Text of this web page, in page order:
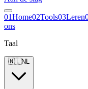
01Home02Tools03Leren
ons
Taal
🇳🇱NL